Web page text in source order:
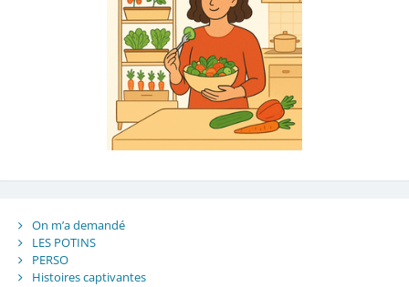
On m’a demandé
LES POTINS
PERSO
Histoires captivantes